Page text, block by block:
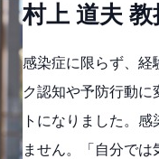
村上 道夫
感染症に限らず、経
ク認知や予防行動
トになりました。
ません。「自分では